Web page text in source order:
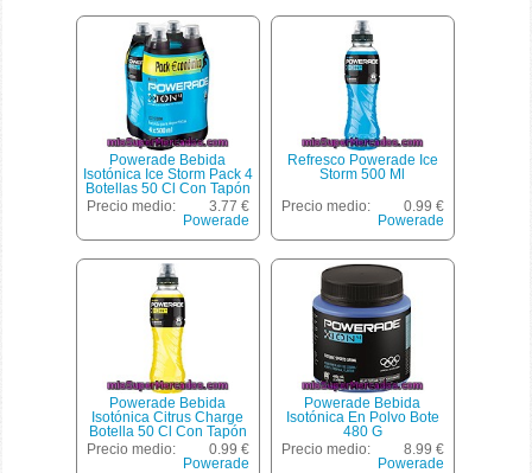
Powerade Bebida
Isotónica Ice Storm Pack 4
Botellas 50 Cl Con Tapón
Sport
Precio medio:
3.77 €
Powerade
Refresco Powerade Ice
Storm 500 Ml
Precio medio:
0.99 €
Powerade
Powerade Bebida
Isotónica Citrus Charge
Botella 50 Cl Con Tapón
Sport
Precio medio:
0.99 €
Powerade
Powerade Bebida
Isotónica En Polvo Bote
480 G
Precio medio:
8.99 €
Powerade